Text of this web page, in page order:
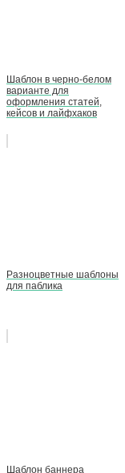
Шаблон в черно-белом
варианте для
оформления статей,
кейсов и лайфхаков
Разноцветные шаблоны
для паблика
Шаблон баннера